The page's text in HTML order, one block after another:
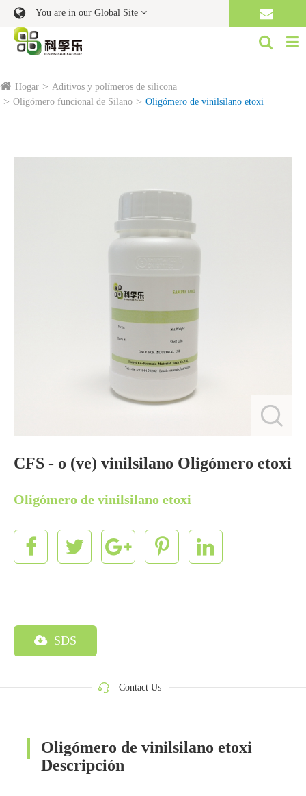
You are in our Global Site
Hogar
Aditivos y polímeros de silicona
Oligómero funcional de Silano
Oligómero de vinilsilano etoxi
CFS - o (ve) vinilsilano Oligómero etoxi
Oligómero de vinilsilano etoxi
SDS
Contact Us
Oligómero de vinilsilano etoxi
Descripción